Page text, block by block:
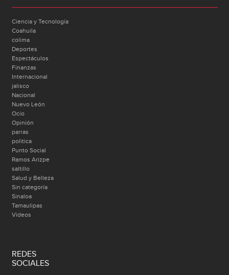
Ciencia y Tecnología
Coahuila
colima
Deportes
Espectáculos
Finanzas
Internacional
jalisco
Nacional
Nuevo León
Ocio
Opinión
parras
politica
Punto Social
Ramos Arizpe
saltillo
Salud y Belleza
Sin categoría
Sinaloa
Tamaulipas
Videos
REDES
SOCIALES